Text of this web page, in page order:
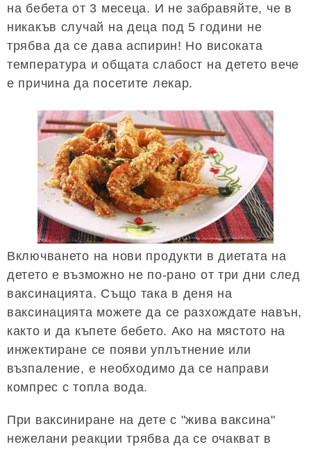
на бебета от 3 месеца. И не забравяйте, че в
никакъв случай на деца под 5 години не
трябва да се дава аспирин! Но високата
температура и общата слабост на детето вече
е причина да посетите лекар.
Включването на нови продукти в диетата на
детето е възможно не по-рано от три дни след
ваксинацията. Също така в деня на
ваксинацията можете да се разхождате навън,
както и да къпете бебето. Ако на мястото на
инжектиране се появи уплътнение или
възпаление, е необходимо да се направи
компрес с топла вода.
При ваксиниране на дете с "жива ваксина"
нежелани реакции трябва да се очакват в